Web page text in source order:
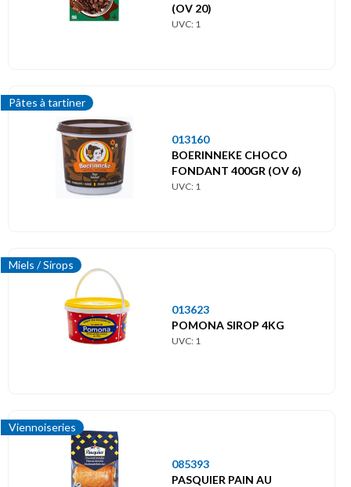
(OV 20)
UVC: 1
Pâtes à tartiner
013160
BOERINNEKE CHOCO
FONDANT 400GR (OV 6)
UVC: 1
Miels / Sirops
013623
POMONA SIROP 4KG
UVC: 1
Viennoiseries
085393
PASQUIER PAIN AU